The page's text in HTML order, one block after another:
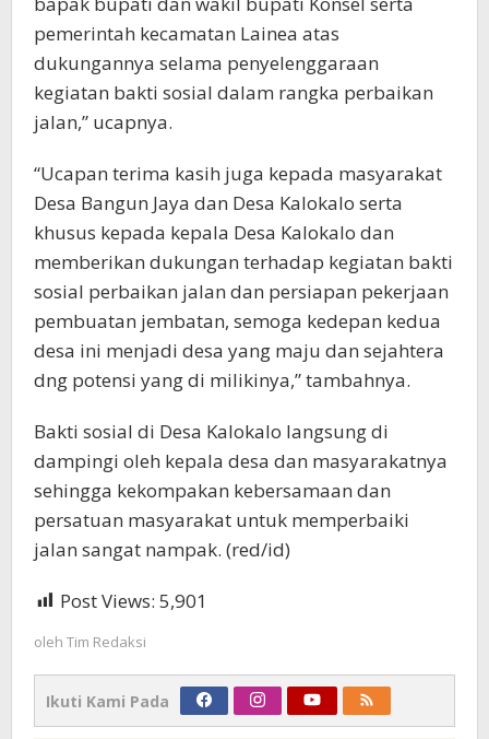
pemerintah kecamatan Lainea atas
dukungannya selama penyelenggaraan
kegiatan bakti sosial dalam rangka perbaikan
jalan,” ucapnya.
“Ucapan terima kasih juga kepada masyarakat
Desa Bangun Jaya dan Desa Kalokalo serta
khusus kepada kepala Desa Kalokalo dan
memberikan dukungan terhadap kegiatan bakti
sosial perbaikan jalan dan persiapan pekerjaan
pembuatan jembatan, semoga kedepan kedua
desa ini menjadi desa yang maju dan sejahtera
dng potensi yang di milikinya,” tambahnya.
Bakti sosial di Desa Kalokalo langsung di
dampingi oleh kepala desa dan masyarakatnya
sehingga kekompakan kebersamaan dan
persatuan masyarakat untuk memperbaiki
jalan sangat nampak. (red/id)
Post Views: 5,901
oleh Tim Redaksi
Ikuti Kami Pada